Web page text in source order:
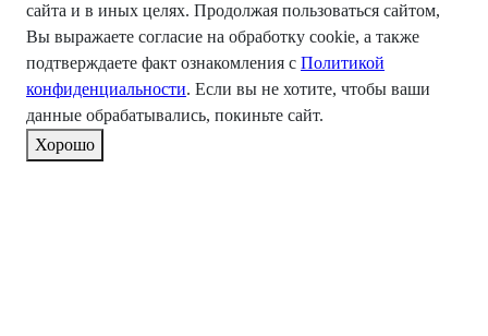
сайта и в иных целях. Продолжая пользоваться сайтом,
Вы выражаете согласие на обработку cookie, а также
подтверждаете факт ознакомления с Политикой
конфиденциальности. Если вы не хотите, чтобы ваши
данные обрабатывались, покиньте сайт.
Хорошо